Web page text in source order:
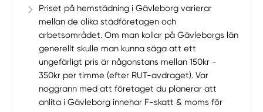
Priset på hemstädning i Gävleborg varierar
mellan de olika städföretagen och
arbetsområdet. Om man kollar på Gävleborgs län
generellt skulle man kunna säga att ett
ungefärligt pris är någonstans mellan 150kr -
350kr per timme (efter RUT-avdraget). Var
noggrann med att företaget du planerar att
anlita i Gävleborg innehar F-skatt & moms för